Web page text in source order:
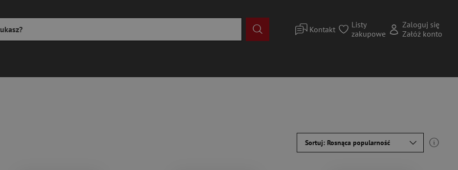
Kontakt
Listy
zakupowe
Zaloguj się
Załóż konto
Sortuj: Rosnąca popularność